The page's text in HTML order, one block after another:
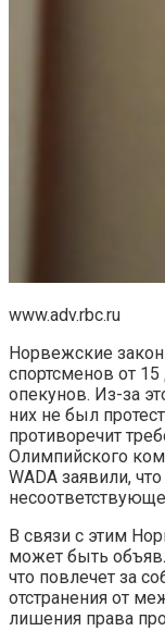
www.adv.rbc.ru
Норвежские
спортсменов от 15
опекунов. Из-за
них не был
противоречит
Олимпийского
WADA заявили,
В связи с этим
может быть
что повлечет за
отстранения от
лишения права